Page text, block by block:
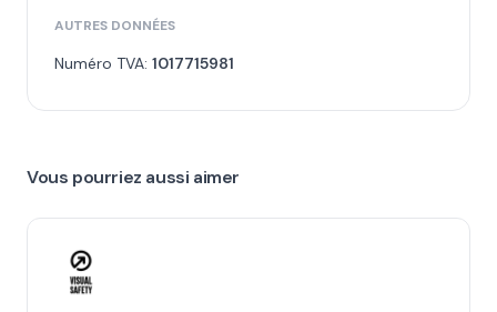
AUTRES DONNÉES
Numéro TVA: 1017715981
Vous pourriez aussi aimer